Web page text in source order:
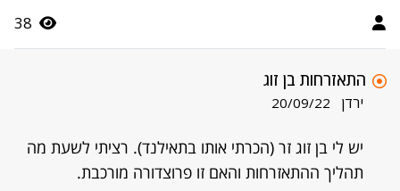
38
התאזרחות בן זוג
ירדן 20/09/22
יש לי בן זוג זר (הכרתי אותו בתאילנד). רציתי לשעת מה
תהליך ההתאזרחות והאם זו פרוצדורה מורכבת.